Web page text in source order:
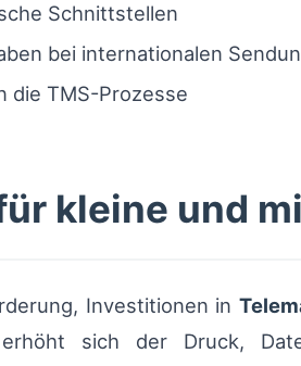
Schnittstellen
bei internationalen
die TMS-Prozesse
kleine und
Investitionen in
sich der Druck,